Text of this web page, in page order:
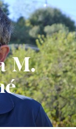
M.